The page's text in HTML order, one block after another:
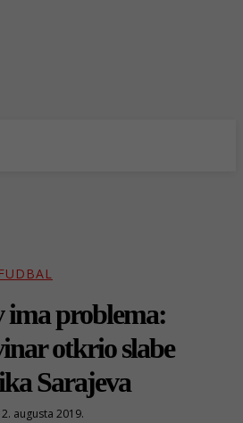
FUDBAL
ima problema:
otkrio slabe
Sarajeva
2. augusta 2019.